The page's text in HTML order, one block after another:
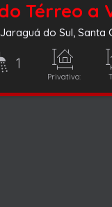
Jaraguá do Sul, Santa
1
Privativo: